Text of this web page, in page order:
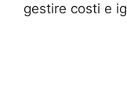
gestire costi e